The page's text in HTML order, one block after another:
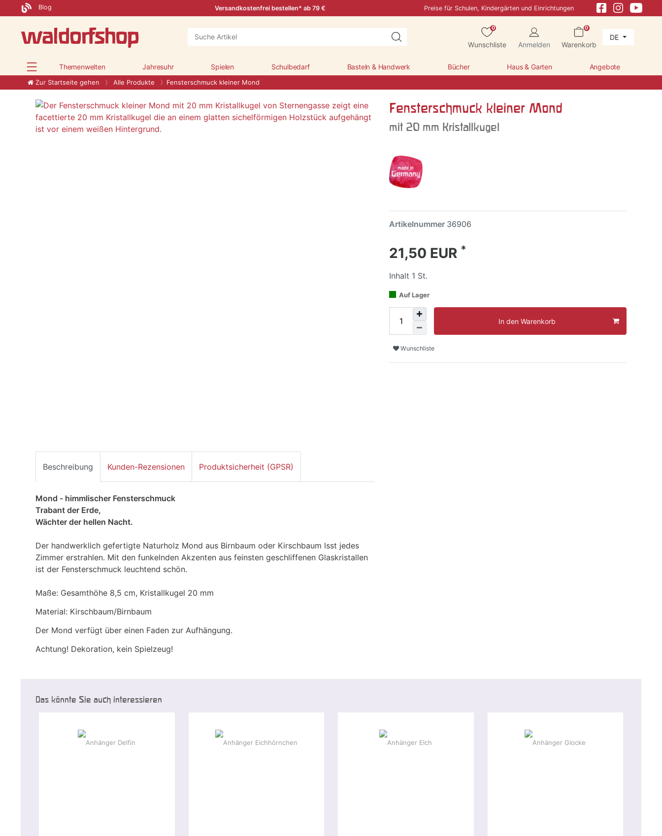
Blog Versandkostenfrei bestellen* ab 79 € Preise für Schulen, Kindergärten und Einrichtungen
0
Wunschliste Anmelden
0
Warenkorb
DE
Themenwelten Jahresuhr Spielen Schulbedarf Basteln & Handwerk Bücher Haus & Garten Angebote
Zur Startseite gehen Alle Produkte Fensterschmuck kleiner Mond
Fensterschmuck kleiner Mond
mit 20 mm Kristallkugel
Artikelnummer 36906
21,50 EUR *
Inhalt 1 St.
Auf Lager
In den Warenkorb
Wunschliste
Beschreibung Kunden-Rezensionen Produktsicherheit (GPSR)
Mond - himmlischer Fensterschmuck
Trabant der Erde,
Wächter der hellen Nacht.
Der handwerklich gefertigte Naturholz Mond aus Birnbaum oder Kirschbaum lsst jedes
Zimmer erstrahlen. Mit den funkelnden Akzenten aus feinsten geschliffenen Glaskristallen
ist der Fensterschmuck leuchtend schön.
Maße: Gesamthöhe 8,5 cm, Kristallkugel 20 mm
Material: Kirschbaum/Birnbaum
Der Mond verfügt über einen Faden zur Aufhängung.
Achtung! Dekoration, kein Spielzeug!
Das könnte Sie auch interessieren